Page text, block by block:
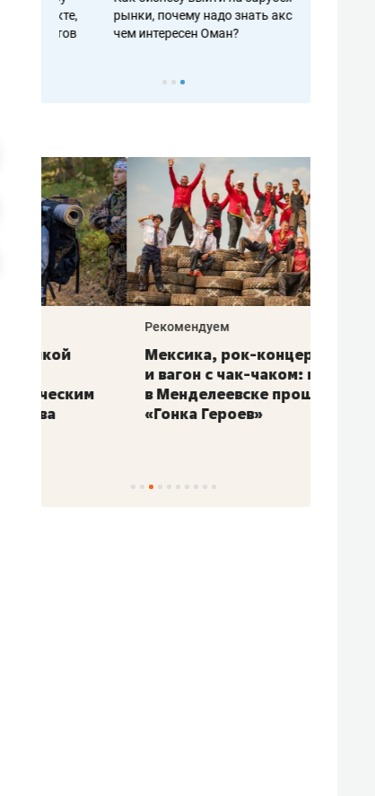
рынки, почему надо знать аксакалов и
чем интересен Оман?
Мексика, рок-концерт
и вагон с чак-чаком: как
в Менделеевске прошла
«Гонка Героев»